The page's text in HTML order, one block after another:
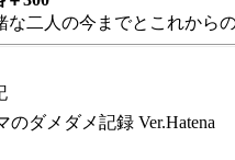
二人の今までとこれから
ダメダメ記録 Ver.Hatena